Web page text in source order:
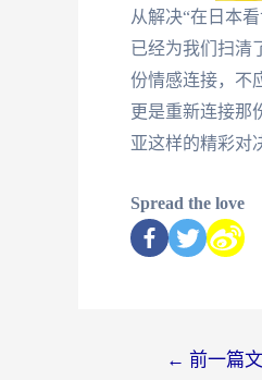
从解决“在日本
已经为我们扫清
份情感连接，不
更是重新连接那
亚这样的精彩对
Spread the love
← 前一篇